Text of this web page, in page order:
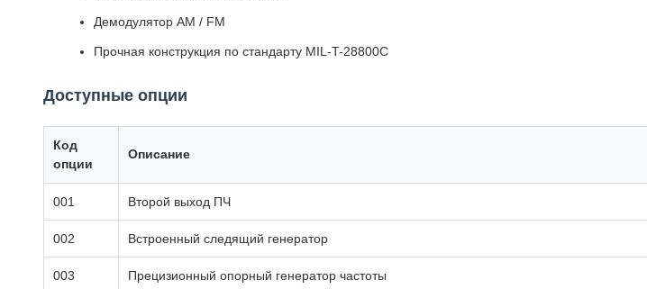
Демодулятор AM / FM
Прочная конструкция по стандарту MIL-T-28800C
Доступные опции
Код
опции
Описание
001 Второй выход ПЧ
002 Встроенный следящий генератор
003 Прецизионный опорный генератор частоты